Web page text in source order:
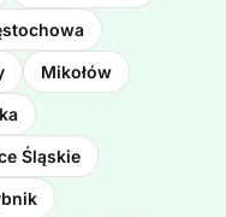
Mikołów
Śląskie